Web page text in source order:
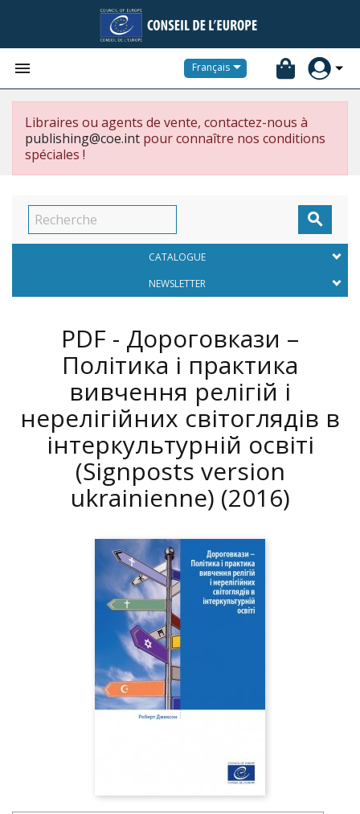
 Français
Libraires ou agents de vente, contactez-nous à
publishing@coe.int pour connaître nos conditions
spéciales !

CATALOGUE
NEWSLETTER
PDF - Дороговкази –
Політика і практика
вивчення релігій і
нерелігійних світоглядів в
інтеркультурній освіті
(Signposts version
ukrainienne) (2016)